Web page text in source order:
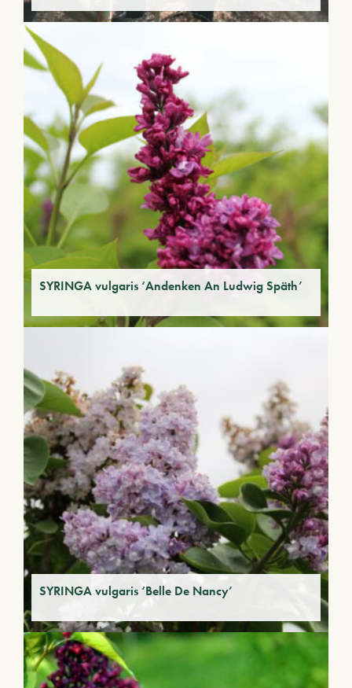
SYRINGA vulgaris ‘Andenken An Ludwig Späth’
SYRINGA vulgaris ‘Belle De Nancy’